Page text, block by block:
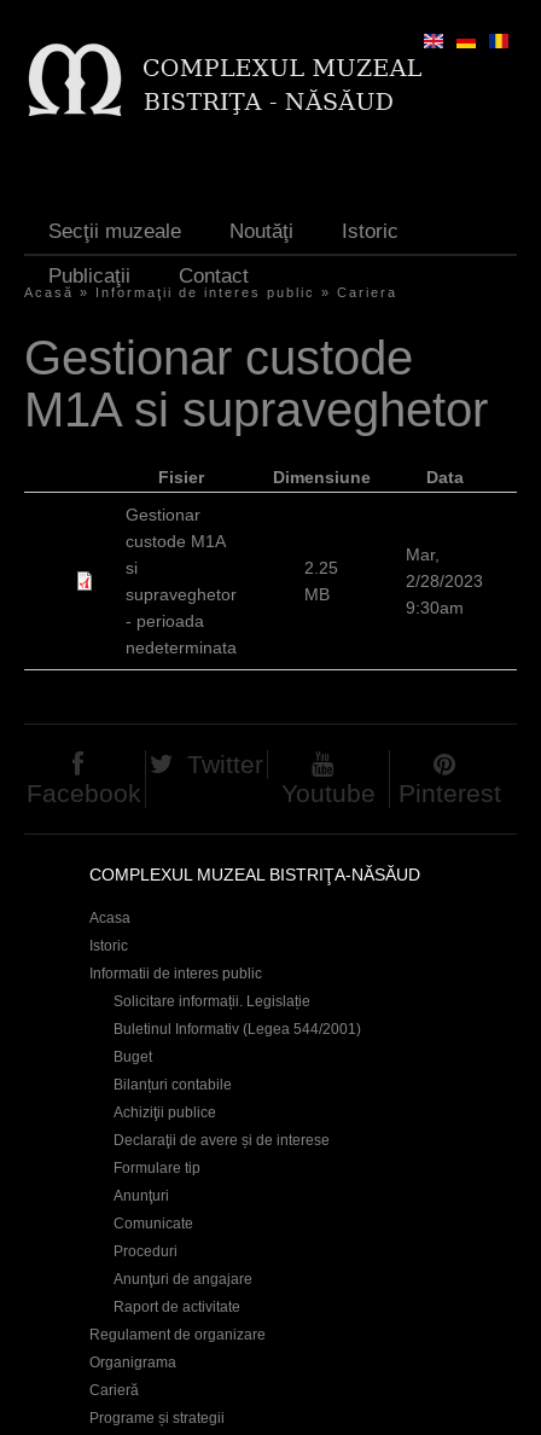
Secţii muzeale Noutăţi
Istoric
Publicaţii
Contact
ş
t
a
Acasă » Informaţii de interes public » Cariera
Gestionar custode
M1A si supraveghetor
Fisier Dimensiune
Data
Gestionar
custode M1A
si
supraveghetor
- perioada
nedeterminata
2.25
MB
Mar,
2/28/2023
9:30am
Facebook
Twitter
Youtube
Pinterest
COMPLEXUL MUZEAL BISTRIŢA-NĂSĂUD
Acasa
Istoric
Informatii de interes public
Solicitare informații. Legislație
Buletinul Informativ (Legea 544/2001)
Buget
Bilanțuri contabile
Achiziţii publice
Declaraţii de avere și de interese
Formulare tip
Anunţuri
Comunicate
Proceduri
Anunţuri de angajare
Raport de activitate
Regulament de organizare
Organigrama
Carieră
Programe și strategii